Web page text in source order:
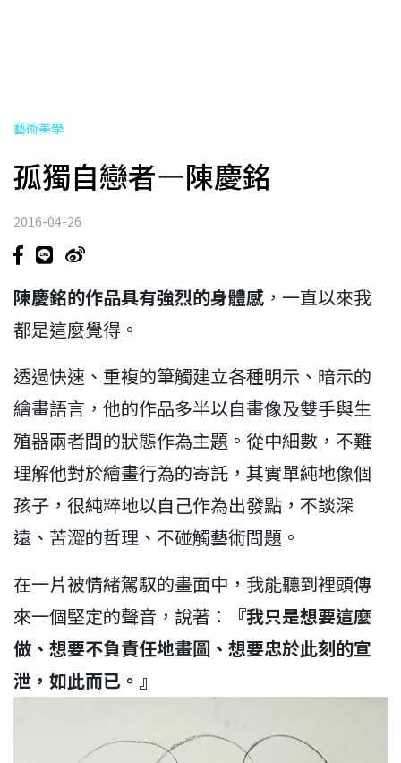
藝術美學
孤獨自戀者—陳慶銘
2016-04-26
陳慶銘的作品具有強烈的身體感 ，一直以來我
都是這麼覺得。
透過快速、重複的筆觸建立各種明示、暗示的
繪畫語言，他的作品多半以自畫像及雙手與生
殖器兩者間的狀態作為主題。從中細數，不難
理解他對於繪畫行為的寄託，其實單純地像個
孩子，很純粹地以自己作為出發點，不談深
遠、苦澀的哲理、不碰觸藝術問題。
在一片被情緒駕馭的畫面中，我能聽到裡頭傳
來一個堅定的聲音，說著：
『我只是想要這麼
做、想要不負責任地畫圖、想要忠於此刻的宣
泄，如此而已。』